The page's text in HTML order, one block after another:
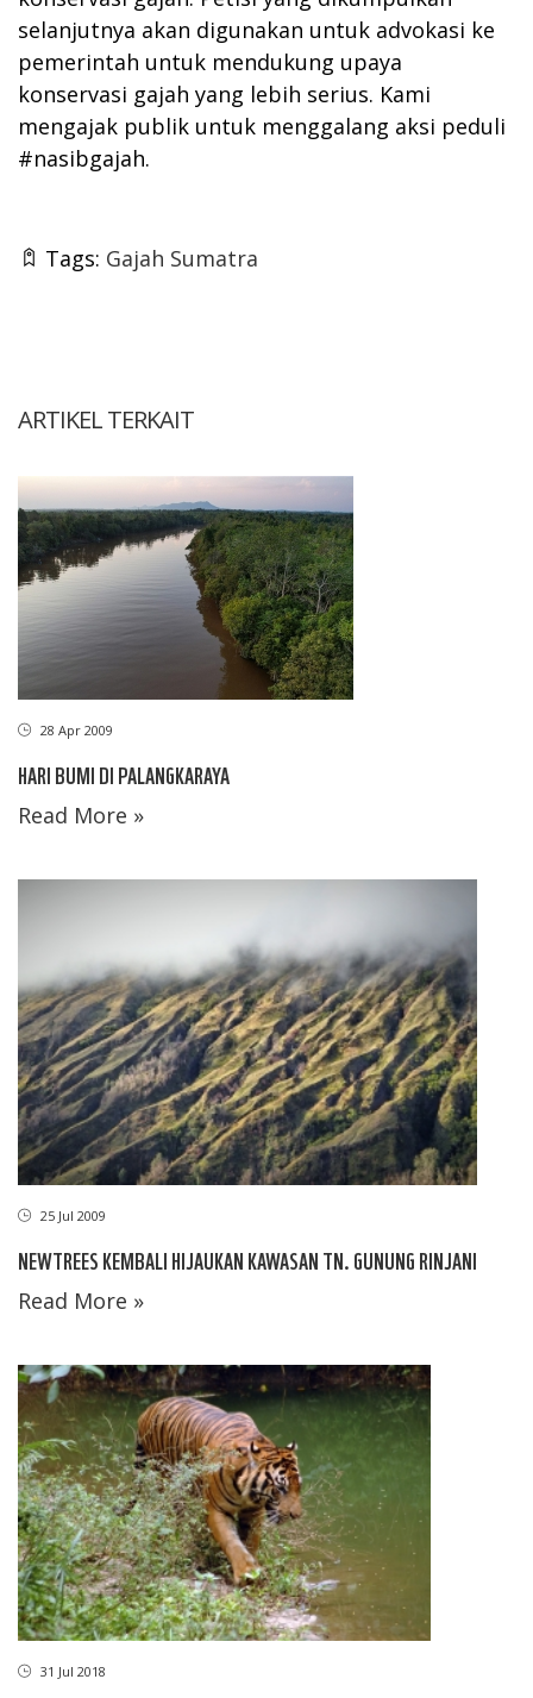
selanjutnya akan digunakan untuk advokasi ke
pemerintah untuk mendukung upaya
konservasi gajah yang lebih serius. Kami
mengajak publik untuk menggalang aksi peduli
#nasibgajah.
Tags: Gajah Sumatra
ARTIKEL TERKAIT
28 Apr 2009
HARI BUMI DI PALANGKARAYA
Read More »
25 Jul 2009
NEWTREES KEMBALI HIJAUKAN KAWASAN TN. GUNUNG RINJANI
Read More »
31 Jul 2018